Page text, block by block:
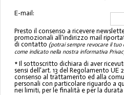
E-mail:
Presto il consenso a ricevere
promozionali all'indirizzo mail
di contatto (potrai sempre revocare il tuo
come indicato nella nostra informativa
* Il sottoscritto dichiara di aver
sensi dell'art. 13 del Regolamento UE
consenso al trattamento ed alla
personali con particolare riguardo a
nei limiti, per le finalità e per la